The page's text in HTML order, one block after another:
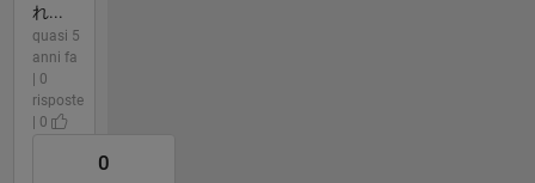
れ...
quasi 5
anni fa
| 0
risposte
| 0
0